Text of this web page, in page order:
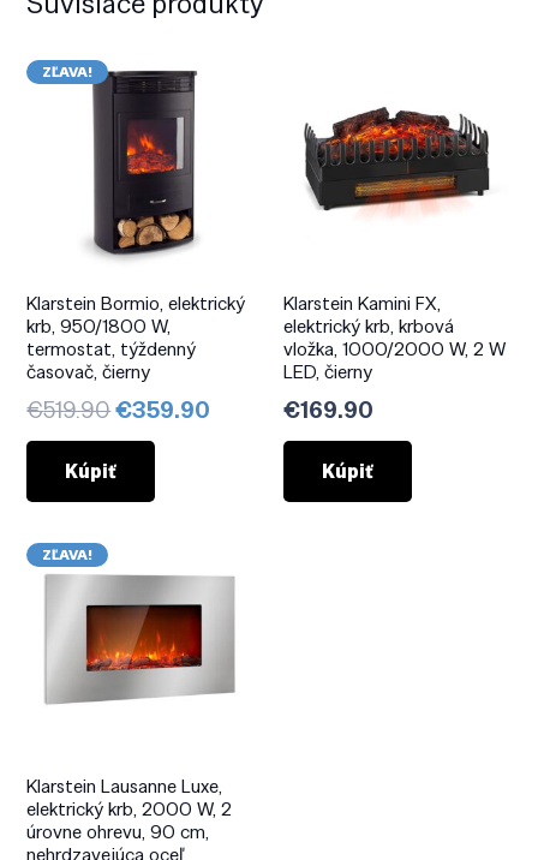
ZĽAVA!
Klarstein Bormio, elektrický
krb, 950/1800 W,
termostat, týždenný
časovač, čierny
€519.90Pôvodná
cena
bola:
€519.90.
€359.90 Aktuálna
€359.90.
Kúpiť
Klarstein Kamini FX,
elektrický krb, krbová
vložka, 1000/2000 W, 2 W
LED, čierny
€169.90
Kúpiť
ZĽAVA!
Klarstein Lausanne Luxe,
elektrický krb, 2000 W, 2
úrovne ohrevu, 90 cm,
nehrdzavejúca oceľ